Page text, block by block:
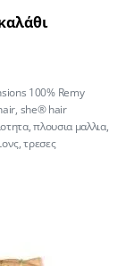
100% Remy
, she® hair
,πλουσια μαλλια,
,τρεσες